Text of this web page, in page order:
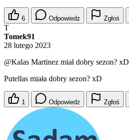
6 Odpowiedz Zgłoś
T
Tomek91
28 lutego 2023
@Kalas Martinez miał dobry sezon? xD
Putellas miała dobry sezon? xD
1 Odpowiedz Zgłoś